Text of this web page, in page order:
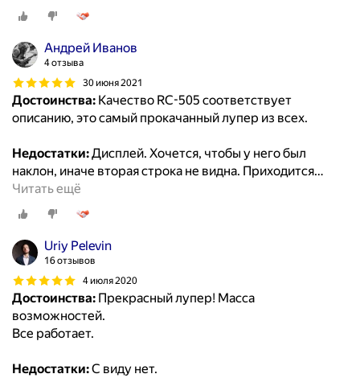
Андрей Иванов
4 отзыва
30 июня 2021
Достоинства: Качество RC-505 соответствует
описанию, это самый прокачанный лупер из всех.
Недостатки:Дисплей. Хочется, чтобы у него был
наклон, иначе вторая строка не видна. Приходится…
Читать ещё
Uriy Pelevin
16 отзывов
4 июля 2020
Достоинства: Прекрасный лупер! Масса
возможностей.
Все работает.
Недостатки:С виду нет.